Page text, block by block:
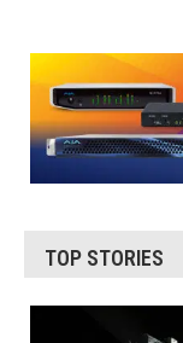
TOP STORIES